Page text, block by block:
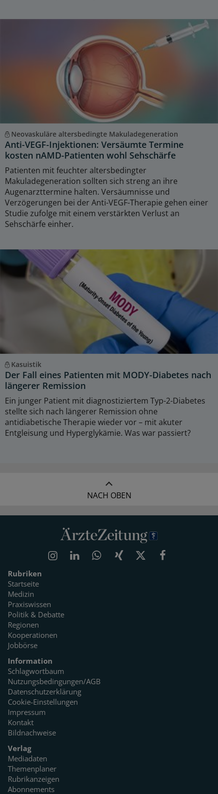
Neovaskuläre altersbedingte Makuladegeneration
Anti-VEGF-Injektionen: Versäumte Termine
kosten nAMD-Patienten wohl Sehschärfe
Patienten mit feuchter altersbedingter
Makuladegeneration sollten sich streng an ihre
Augenarzttermine halten. Versäumnisse und
Verzögerungen bei der Anti-VEGF-Therapie gehen einer
Studie zufolge mit einem verstärkten Verlust an
Sehschärfe einher.
Kasuistik
Der Fall eines Patienten mit MODY-Diabetes nach
längerer Remission
Ein junger Patient mit diagnostiziertem Typ-2-Diabetes
stellte sich nach längerer Remission ohne
antidiabetische Therapie wieder vor – mit akuter
Entgleisung und Hyperglykämie. Was war passiert?
NACH OBEN
Rubriken
Startseite
Medizin
Praxiswissen
Politik & Debatte
Regionen
Kooperationen
Jobbörse
Information
Schlagwortbaum
Nutzungsbedingungen/AGB
Datenschutzerklärung
Cookie-Einstellungen
Impressum
Kontakt
Bildnachweise
Verlag
Mediadaten
Themenplaner
Rubrikanzeigen
Abonnements